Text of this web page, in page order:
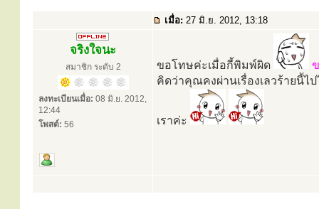
เมื่อ: 27 มิ.ย. 2012, 13:18
จริงใจนะ
สมาชิก ระดับ 2
ลงทะเบียนเมื่อ: 08 มิ.ย. 2012,
12:44
โพสต์: 56
ขอโทษค่ะเมื่อกี้พิมพ์ผิด
คิดว่าคุณคงผ่านเรื่องเลวร้ายนี้ไ
เราค่ะ